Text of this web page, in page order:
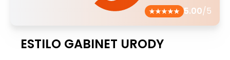
5.00/5
ESTILO GABINET URODY